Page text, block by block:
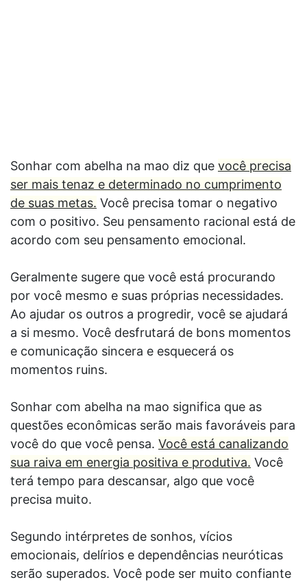
Sonhar com abelha na mao diz que você precisa
ser mais tenaz e determinado no cumprimento
de suas metas. Você precisa tomar o negativo
com o positivo. Seu pensamento racional está de
acordo com seu pensamento emocional.
Geralmente sugere que você está procurando
por você mesmo e suas próprias necessidades.
Ao ajudar os outros a progredir, você se ajudará
a si mesmo. Você desfrutará de bons momentos
e comunicação sincera e esquecerá os
momentos ruins.
Sonhar com abelha na mao significa que as
questões econômicas serão mais favoráveis para
você do que você pensa. Você está canalizando
sua raiva em energia positiva e produtiva. Você
terá tempo para descansar, algo que você
precisa muito.
Segundo intérpretes de sonhos, vícios
emocionais, delírios e dependências neuróticas
serão superados. Você pode ser muito confiante